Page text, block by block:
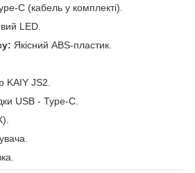
C (кабель у комплекті).
LED.
Якісний ABS-пластик.
KAIY JS2.
USB - Type-C.